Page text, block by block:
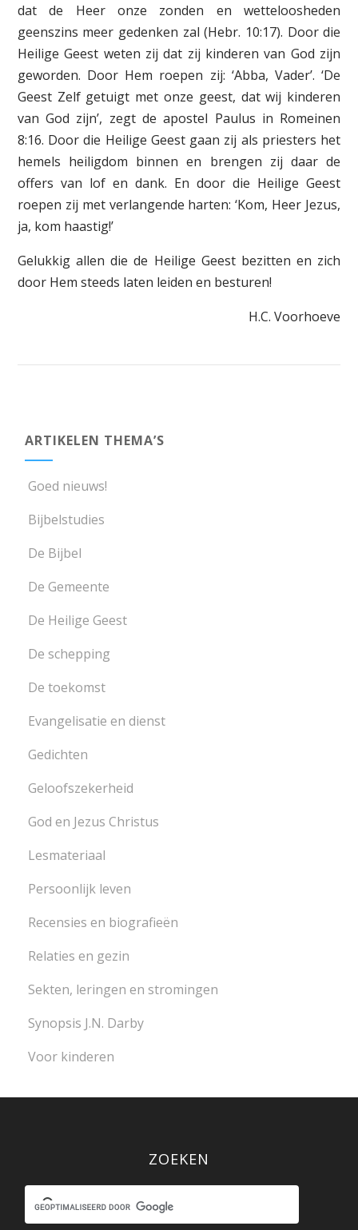
dat de Heer onze zonden en wetteloosheden
geenszins meer gedenken zal (Hebr. 10:17). Door die
Heilige Geest weten zij dat zij kinderen van God zijn
geworden. Door Hem roepen zij: ‘Abba, Vader’. ‘De
Geest Zelf getuigt met onze geest, dat wij kinderen
van God zijn’, zegt de apostel Paulus in Romeinen
8:16. Door die Heilige Geest gaan zij als priesters het
hemels heiligdom binnen en brengen zij daar de
offers van lof en dank. En door die Heilige Geest
roepen zij met verlangende harten: ‘Kom, Heer Jezus,
ja, kom haastig!’
Gelukkig allen die de Heilige Geest bezitten en zich
door Hem steeds laten leiden en besturen!
H.C. Voorhoeve
ARTIKELEN THEMA’S
Goed nieuws!
Bijbelstudies
De Bijbel
De Gemeente
De Heilige Geest
De schepping
De toekomst
Evangelisatie en dienst
Gedichten
Geloofszekerheid
God en Jezus Christus
Lesmateriaal
Persoonlijk leven
Recensies en biografieën
Relaties en gezin
Sekten, leringen en stromingen
Synopsis J.N. Darby
Voor kinderen
ZOEKEN